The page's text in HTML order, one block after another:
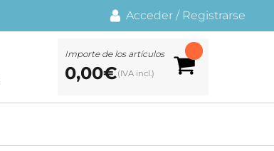
Acceder / Registrarse
Importe de los artículos
0,00€